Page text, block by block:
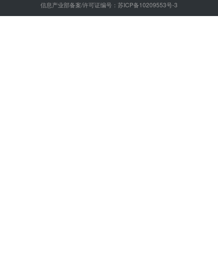
信息产业部备案/许可证编号：苏ICP备10209553号-3